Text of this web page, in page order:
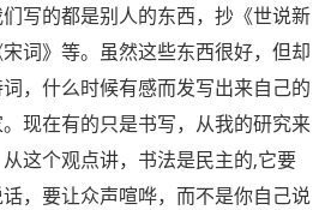
写的都是别人的东西，抄《世说新
词》等。虽然这些东西很好，但却
，什么时候有感而发写出来自己的
现在有的只是书写，从我的研究来
这个观点讲，书法是民主的,它要
，要让众声喧哗，而不是你自己说